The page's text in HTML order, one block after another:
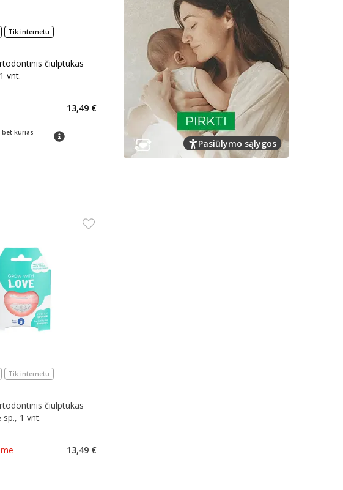
Tik internetu
čiulptukas
vnt.
0.00
klubo narių nuolaida :
bet kurias
patarimas
13,49 €
Pasiūlymo sąlygos
Tik internetu
čiulptukas
sp., 1 vnt.
5.00
13,49 €